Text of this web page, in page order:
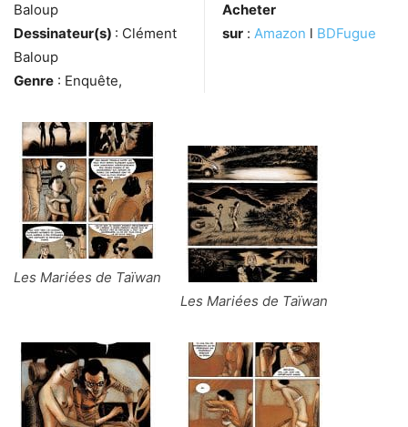
Baloup
Dessinateur(s) : Clément
Baloup
Genre : Enquête,
Acheter
sur : Amazon l BDFugue
Les Mariées de Taïwan
Les Mariées de Taïwan